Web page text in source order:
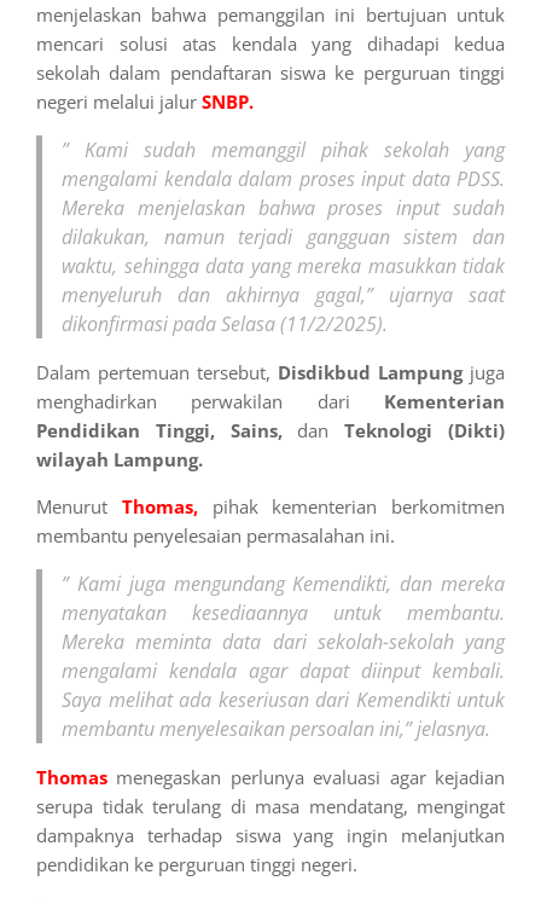
menjelaskan bahwa pemanggilan ini bertujuan untuk
mencari solusi atas kendala yang dihadapi kedua
sekolah dalam pendaftaran siswa ke perguruan tinggi
negeri melalui jalur SNBP.
” Kami sudah memanggil pihak sekolah yang
mengalami kendala dalam proses input data PDSS.
Mereka menjelaskan bahwa proses input sudah
dilakukan, namun terjadi gangguan sistem dan
waktu, sehingga data yang mereka masukkan tidak
menyeluruh dan akhirnya gagal,” ujarnya saat
dikonfirmasi pada Selasa (11/2/2025).
Dalam pertemuan tersebut, Disdikbud Lampungjuga
menghadirkan perwakilan dari Kementerian
Pendidikan Tinggi, Sains,danTeknologi
(Dikti)
wilayah Lampung.
Menurut Thomas,pihak kementerian berkomitmen
membantu penyelesaian permasalahan ini.
” Kami juga mengundang Kemendikti, dan mereka
menyatakan kesediaannya untuk membantu.
Mereka meminta data dari sekolah-sekolah yang
mengalami kendala agar dapat diinput kembali.
Saya melihat ada keseriusan dari Kemendikti untuk
membantu menyelesaikan persoalan ini,” jelasnya.
Thomas menegaskan perlunya evaluasi agar kejadian
serupa tidak terulang di masa mendatang, mengingat
dampaknya terhadap siswa yang ingin melanjutkan
pendidikan ke perguruan tinggi negeri.